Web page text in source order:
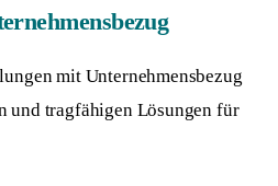
mit Unternehmensbezug
und tragfähigen Lösungen für